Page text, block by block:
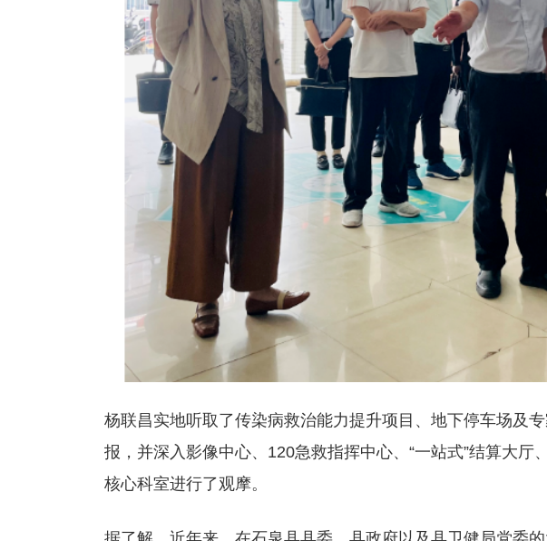
杨联昌实地听取了传染病救治能力提升项目、地下停车场及
报，并深入影像中心、120急救指挥中心、“一站式”结算大厅
核心科室进行了观摩。